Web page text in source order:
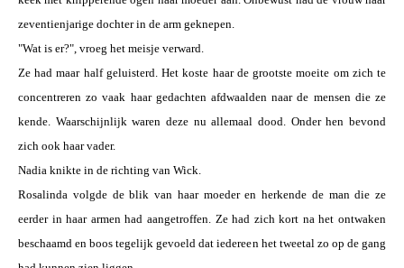
zeventienjarige dochter in de arm geknepen.
"Wat is er?", vroeg het meisje verward.
Ze had maar half geluisterd. Het koste haar de grootste moeite om zich te
concentreren zo vaak haar gedachten afdwaalden naar de mensen die ze
kende. Waarschijnlijk waren deze nu allemaal dood. Onder hen bevond
zich ook haar vader.
Nadia knikte in de richting van Wick.
Rosalinda volgde de blik van haar moeder en herkende de man die ze
eerder in haar armen had aangetroffen. Ze had zich kort na het ontwaken
beschaamd en boos tegelijk gevoeld dat iedereen het tweetal zo op de gang